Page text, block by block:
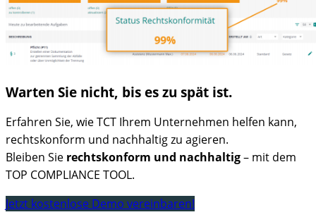
Warten Sie nicht, bis es zu spät ist.
Erfahren Sie, wie TCT Ihrem Unternehmen helfen kann,
rechtskonform und nachhaltig zu agieren.
Bleiben Sie rechtskonform und nachhaltig– mit dem
TOP COMPLIANCE TOOL.
Jetzt kostenlose Demo vereinbaren!